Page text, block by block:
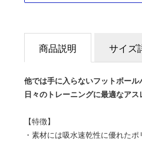
商品説明 サイズ
他では手に入らないフットボール
日々のトレーニングに最適なア
【特徴】
・素材には吸水速乾性に優れた